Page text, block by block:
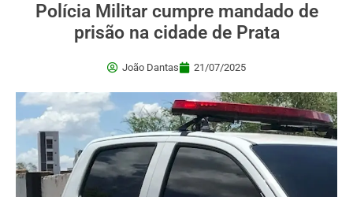
Polícia Militar cumpre mandado de
prisão na cidade de Prata
João Dantas 21/07/2025